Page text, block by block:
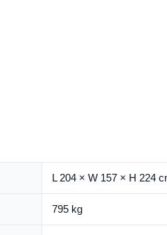
L 204 × W 157 × H 224
795 kg